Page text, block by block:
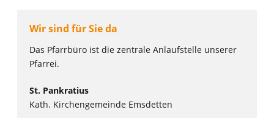
Wir sind für Sie da
Das Pfarrbüro ist die zentrale Anlaufstelle unserer
Pfarrei.
St. Pankratius
Kath. Kirchengemeinde Emsdetten